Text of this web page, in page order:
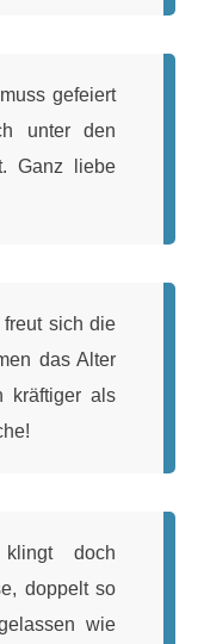
gefeiert
unter den
Ganz liebe
sich die
das Alter
kräftiger als
doch
doppelt so
wie